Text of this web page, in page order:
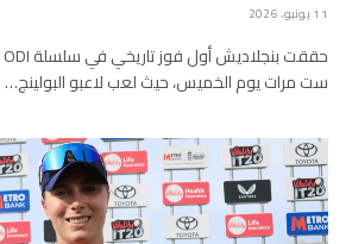
11 يونيو، 2026
ست مرات يوم الخميس، حيث لعب لاعبو البولينج…